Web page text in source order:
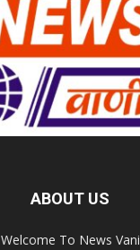
ABOUT US
Welcome To News Vani